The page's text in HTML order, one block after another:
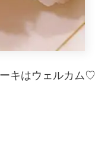
キはウェルカム♡